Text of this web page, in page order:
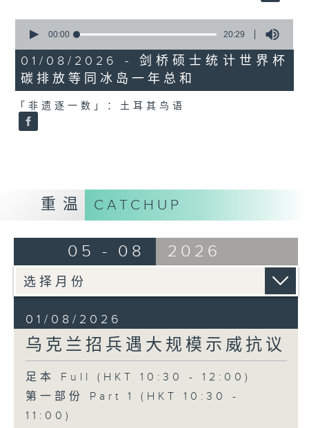
seconds
20
minutes,
29
seconds
00:00 20:29
01/08/2026 - 剑桥硕士统计世界杯
碳排放等同冰岛一年总和
「非遗逐一数」：土耳其鸟语
重温 CATCHUP
05 - 08 2026
01/08/2026
乌克兰招兵遇大规模示威抗议
足本 Full (HKT 10:30 - 12:00)
第一部份 Part 1 (HKT 10:30 -
11:00)